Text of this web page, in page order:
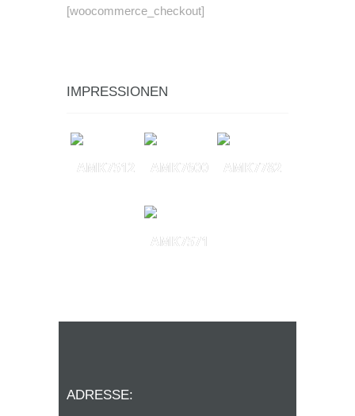
[woocommerce_checkout]
IMPRESSIONEN
AMK7512 AMK7600 AMK7782
AMK7571
ADRESSE: